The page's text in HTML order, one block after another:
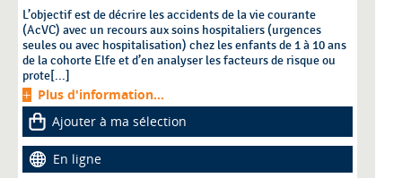
L’objectif est de décrire les accidents de la vie courante
(AcVC) avec un recours aux soins hospitaliers (urgences
seules ou avec hospitalisation) chez les enfants de 1 à 10 ans
de la cohorte Elfe et d’en analyser les facteurs de risque ou
prote[...]
Plus d'information...
Ajouter à ma sélection
En ligne